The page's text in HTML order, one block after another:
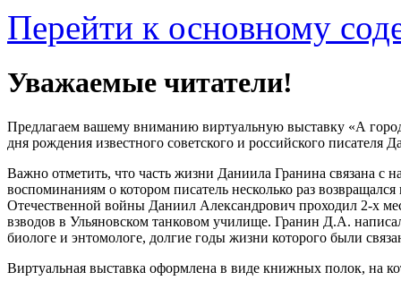
Перейти к основному
Уважаемые читатели!
Предлагаем вашему вниманию виртуальную выставку «А
дня рождения известного советского и российского
Важно отметить, что часть жизни Даниила Гранина связана с
воспоминаниям о котором писатель несколько раз
Отечественной войны Даниил Александрович проходил 2-х
взводов в Ульяновском танковом училище. Гранин Д.А.
биологе и энтомологе, долгие годы жизни которого были
Виртуальная выставка оформлена в виде книжных полок, на